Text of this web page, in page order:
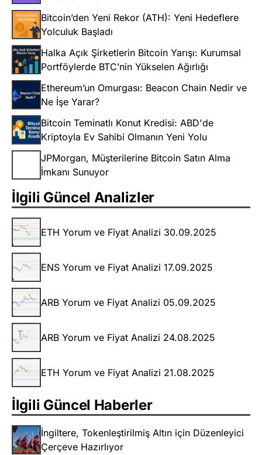
Bitcoin’den Yeni Rekor (ATH): Yeni Hedeflere
Yolculuk Başladı
Halka Açık Şirketlerin Bitcoin Yarışı: Kurumsal
Portföylerde BTC’nin Yükselen Ağırlığı
Ethereum’un Omurgası: Beacon Chain Nedir ve
Ne İşe Yarar?
Bitcoin Teminatlı Konut Kredisi: ABD'de
Kriptoyla Ev Sahibi Olmanın Yeni Yolu
JPMorgan, Müşterilerine Bitcoin Satın Alma
İmkanı Sunuyor
İlgili Güncel Analizler
ETH Yorum ve Fiyat Analizi 30.09.2025
ENS Yorum ve Fiyat Analizi 17.09.2025
ARB Yorum ve Fiyat Analizi 05.09.2025
ARB Yorum ve Fiyat Analizi 24.08.2025
ETH Yorum ve Fiyat Analizi 21.08.2025
İlgili Güncel Haberler
İngiltere, Tokenleştirilmiş Altın için Düzenleyici
Çerçeve Hazırlıyor